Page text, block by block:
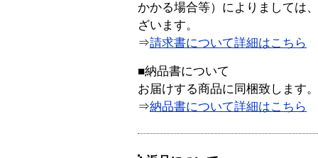
かかる場合等）によりましては
ざいます。
⇒請求書について詳細はこちら
■納品書について
お届けする商品に同梱致します。
⇒納品書について詳細はこちら